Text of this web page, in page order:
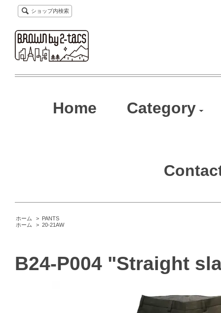
ショップ内検索
Home Category
ホーム > PANTS
ホーム
> 20-21AW
B24-P004 "Straight